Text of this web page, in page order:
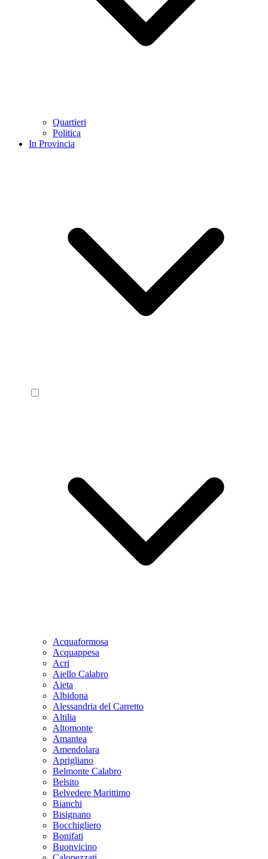
Quartieri
Politica
In Provincia
Acquaformosa
Acquappesa
Acri
Aiello Calabro
Aieta
Albidona
Alessandria del Carretto
Altilia
Altomonte
Amantea
Amendolara
Aprigliano
Belmonte Calabro
Belsito
Belvedere Marittimo
Bianchi
Bisignano
Bocchigliero
Bonifati
Buonvicino